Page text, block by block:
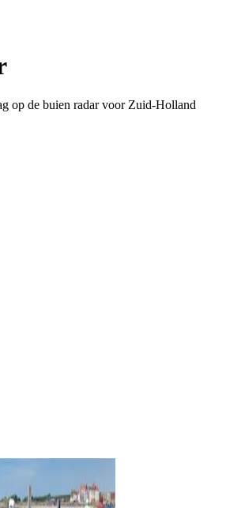
op de buien radar voor Zuid-Holland